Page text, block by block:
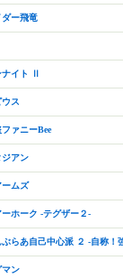
ダー飛竜
ナイト Ⅱ
ス
ァニーBee
ジアン
ームズ
ーホーク -テグザー２-
ぶらあ自己中心派 ２ -自称！
マン